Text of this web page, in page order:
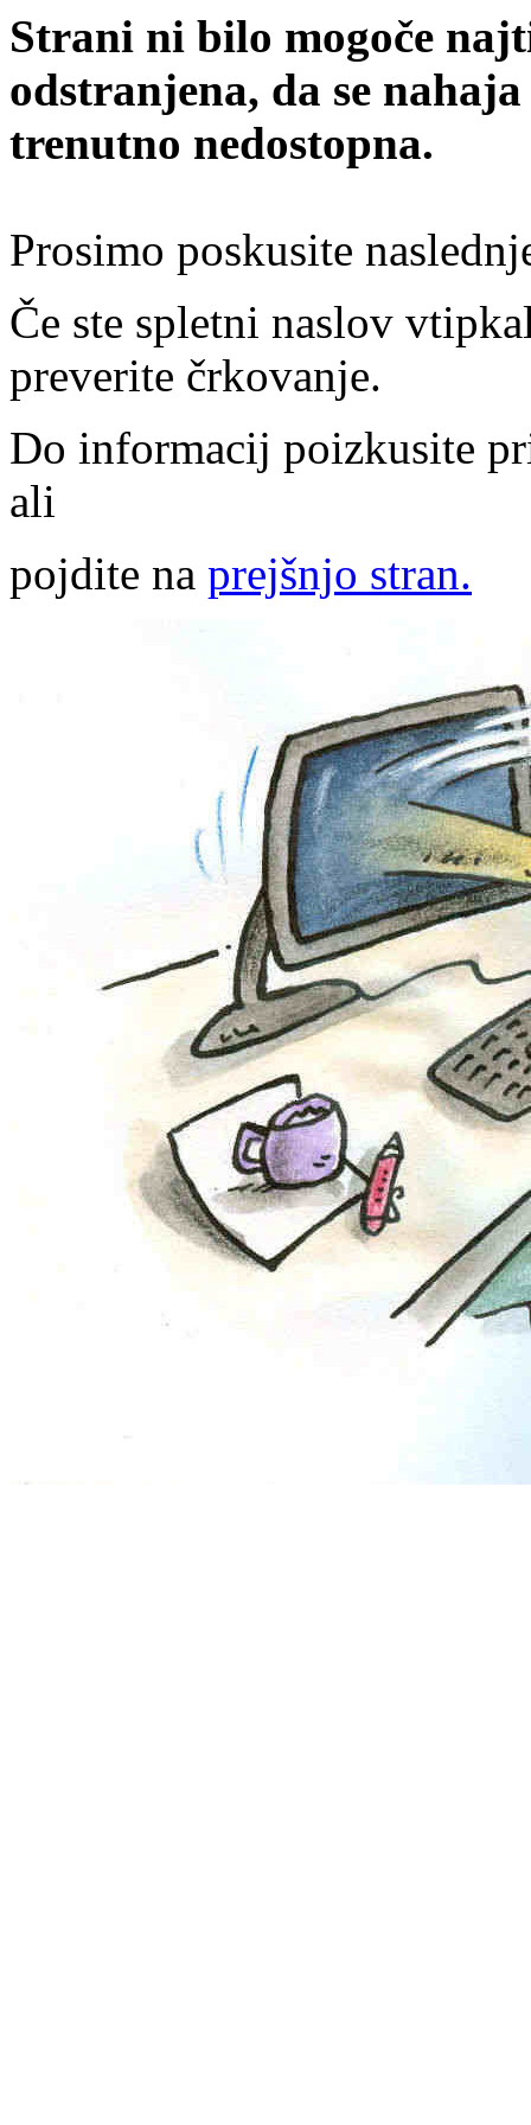
Strani ni bilo mogoče
odstranjena, da se
trenutno nedostopna.
Prosimo poskusite
Če ste spletni naslov
preverite črkovanje.
Do informacij poizkusite
ali
pojdite na prejšnjo stran.